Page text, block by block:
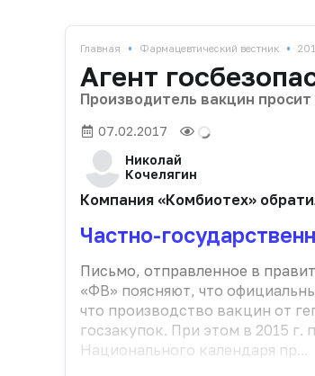
Главная • Фармацевтический вестник •
Агент
Производитель вакцин
07.02.2017
Николай
Кочелягин
Компания «Комбиотех»
Частно-
Письмо, отправленное в
«ФВ» поясняют, что
что производство вакцин от
госзакупок. При этом в 2015
Национального календаря пр...